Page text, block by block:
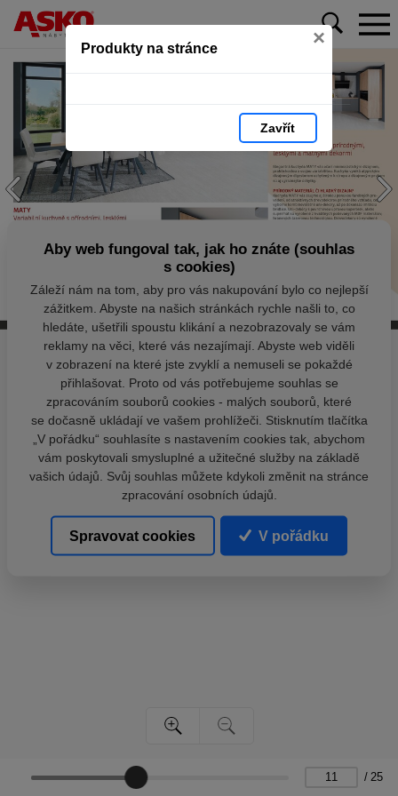
Produkty na stránce ×
Zavřít
/ 25
Aby web fungoval tak, jak ho znáte (souhlas
s cookies)
Záleží nám na tom, aby pro vás nakupování bylo co nejlepší
zážitkem. Abyste na našich stránkách rychle našli to, co
hledáte, ušetřili spoustu klikání a nezobrazovaly se vám
reklamy na věci, které vás nezajímají. Abyste web viděli
v zobrazení na které jste zvyklí a nemuseli se pokaždé
přihlašovat. Proto od vás potřebujeme souhlas se
zpracováním souborů cookies - malých souborů, které
se dočasně ukládají ve vašem prohlížeči. Stisknutím tlačítka
„V pořádku“ souhlasíte s nastavením cookies tak, abychom
vám poskytovali smysluplné a užitečné služby na základě
vašich údajů. Svůj souhlas můžete kdykoli změnit na stránce
zpracování osobních údajů.
Spravovat cookies V pořádku